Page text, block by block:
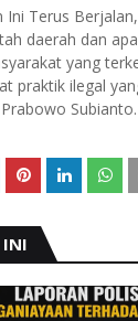
Ini Terus
daerah dan
yang
praktik ilegal
INI